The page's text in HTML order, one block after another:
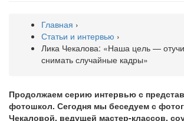
Главная ›
Статьи и интервью ›
Лика Чекалова: «Наша цель —
снимать случайные кадры»
Продолжаем серию интервью с
фотошкол. Сегодня мы беседуем с
Чекаловой, ведущей мастер-классов,